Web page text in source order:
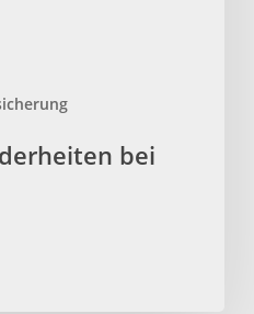
bei